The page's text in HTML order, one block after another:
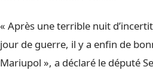
« Après une terrible nuit
jour de guerre, il y a enfin de
Mariupol », a déclaré le député